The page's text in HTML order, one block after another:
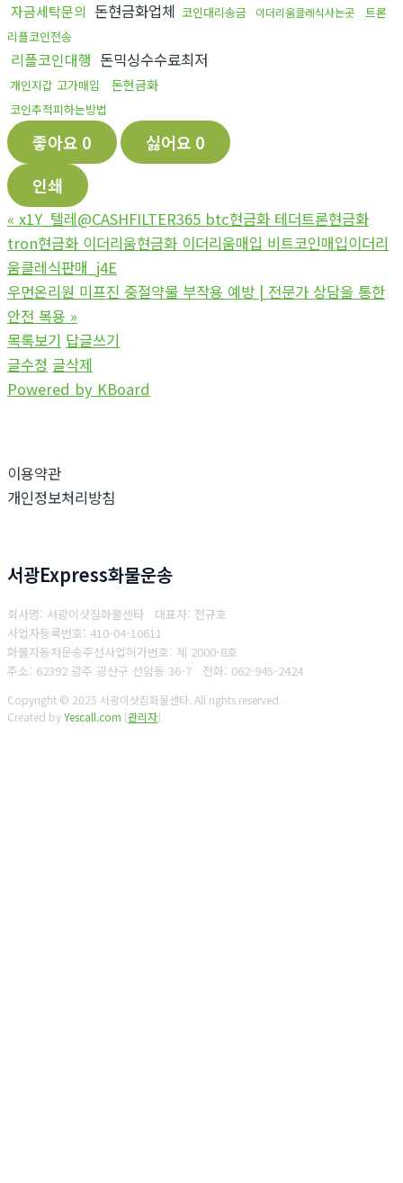
자금세탁문의 돈현금화업체 코인대리송금 이더리움클레식사는곳
트론
리플코인전송
리플코인대행 돈믹싱수수료최저
개인지갑 고가매입 돈현금화
코인추적피하는방법
좋아요 0 싫어요 0
인쇄
« x1Y_텔레@CASHFILTER365 btc현금화 테더트론현금화
tron현금화 이더리움현금화 이더리움매입 비트코인매입이더리
움클레식판매_j4E
우먼온리원 미프진 중절약물 부작용 예방 | 전문가 상담을 통한
안전 복용 »
목록보기 답글쓰기
글수정 글삭제
Powered by KBoard
이용약관
개인정보처리방침
서광Express화물운송
회사명: 서광이삿짐화물센타 대표자: 전규호
사업자등록번호: 410-04-10611
화물자동차운송주선사업허가번호: 제 2000-8호
주소: 62392 광주 광산구 선암동 36-7 전화: 062-945-2424
Copyright © 2025 서광이삿짐화물센타. All rights reserved.
Created byYescall.com [관리자]